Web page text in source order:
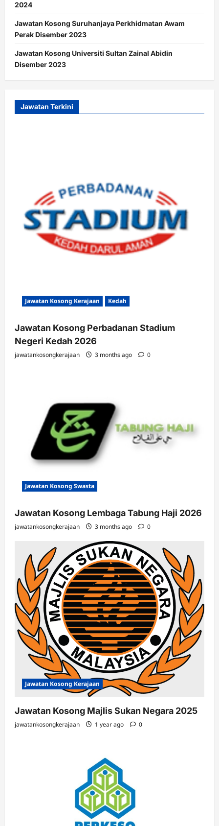
2024
Jawatan Kosong Suruhanjaya Perkhidmatan Awam
Perak Disember 2023
Jawatan Kosong Universiti Sultan Zainal Abidin
Disember 2023
Jawatan Terkini
Jawatan Kosong Kerajaan Kedah
Jawatan Kosong Perbadanan Stadium
Negeri Kedah 2026
jawatankosongkerajaan 3 months ago 0
Jawatan Kosong Swasta
Jawatan Kosong Lembaga Tabung Haji 2026
jawatankosongkerajaan 3 months ago 0
Jawatan Kosong Kerajaan
Jawatan Kosong Majlis Sukan Negara 2025
jawatankosongkerajaan 1 year ago 0